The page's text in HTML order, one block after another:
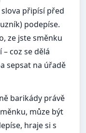
připísí před
podepíse.
ze jste směnku
coz se dělá
sepsat na úřadě
barikády právě
můze být
hraje si s